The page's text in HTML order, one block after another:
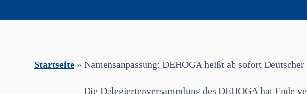
Startseite » Namensanpassung: DEHOGA heißt ab sofort
Die Delegiertenversammlung des DEHOGA hat Ende